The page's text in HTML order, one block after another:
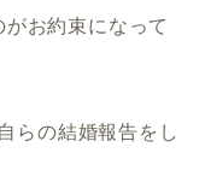
お約束になって
らの結婚報告をし